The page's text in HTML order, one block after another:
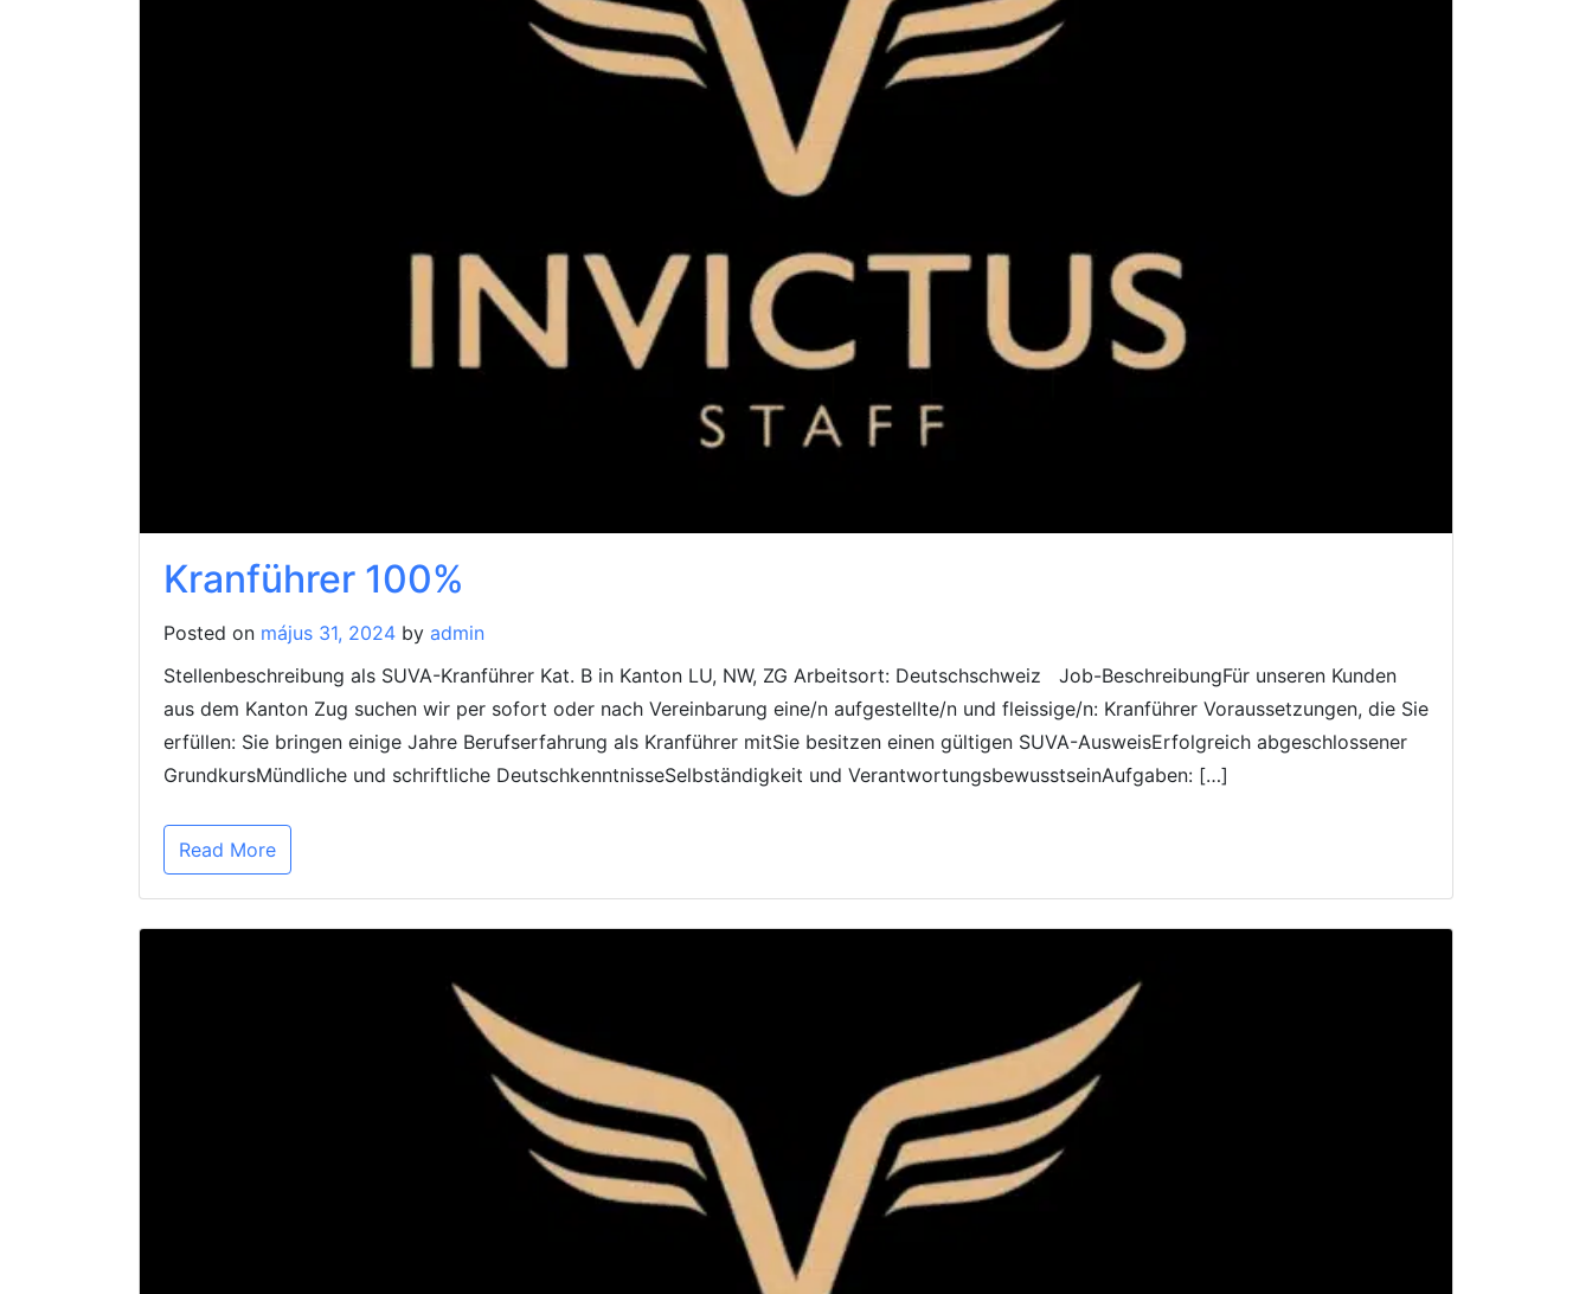
Kranführer 100%
Posted on május 31, 2024 by admin
Stellenbeschreibung als SUVA-Kranführer Kat. B in Kanton LU, NW, ZG Arbeitsort: Deutschschweiz Job-BeschreibungFür unseren Kunden
aus dem Kanton Zug suchen wir per sofort oder nach Vereinbarung eine/n aufgestellte/n und fleissige/n: Kranführer Voraussetzungen, die Sie
erfüllen: Sie bringen einige Jahre Berufserfahrung als Kranführer mitSie besitzen einen gültigen SUVA-AusweisErfolgreich abgeschlossener
GrundkursMündliche und schriftliche DeutschkenntnisseSelbständigkeit und VerantwortungsbewusstseinAufgaben: […]
Read More